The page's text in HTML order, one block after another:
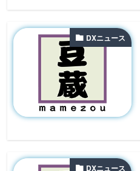
DXニュース
DXニュース